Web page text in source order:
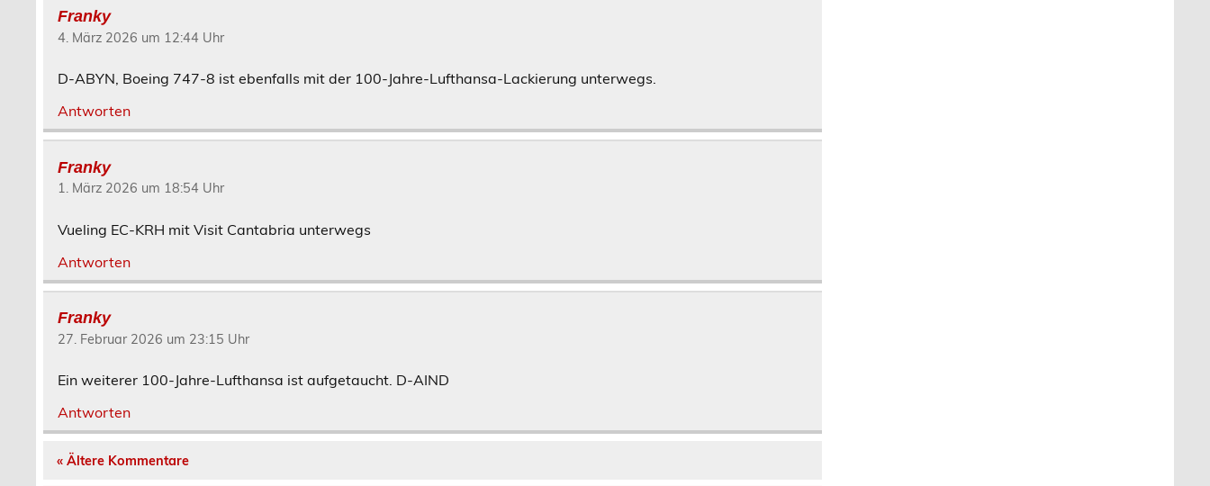
Franky
4. März 2026 um 12:44 Uhr
D-ABYN, Boeing 747-8 ist ebenfalls mit der 100-Jahre-Lufthansa-Lackierung unterwegs.
Antworten
Franky
1. März 2026 um 18:54 Uhr
Vueling EC-KRH mit Visit Cantabria unterwegs
Antworten
Franky
27. Februar 2026 um 23:15 Uhr
Ein weiterer 100-Jahre-Lufthansa ist aufgetaucht. D-AIND
Antworten
« Ältere Kommentare